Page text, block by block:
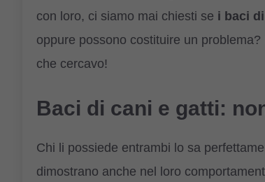
con loro, ci siamo mai chiesti se i baci
oppure possono costituire un
che cercavo!
Baci di cani e gatti:
Chi li possiede entrambi lo sa
dimostrano anche nel loro